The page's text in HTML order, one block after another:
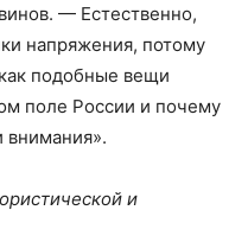
— Естественно,
напряжения, потому
подобные вещи
поле России и почему
внимания».
и